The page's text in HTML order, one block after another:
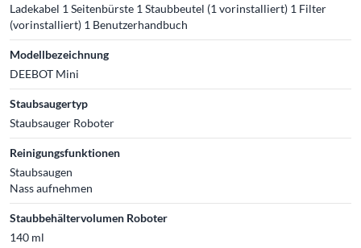
Ladekabel 1 Seitenbürste 1 Staubbeutel (1 vorinstalliert) 1 Filter
(vorinstalliert) 1 Benutzerhandbuch
Modellbezeichnung
DEEBOT Mini
Staubsaugertyp
Staubsauger Roboter
Reinigungsfunktionen
Staubsaugen
Nass aufnehmen
Staubbehältervolumen Roboter
140 ml